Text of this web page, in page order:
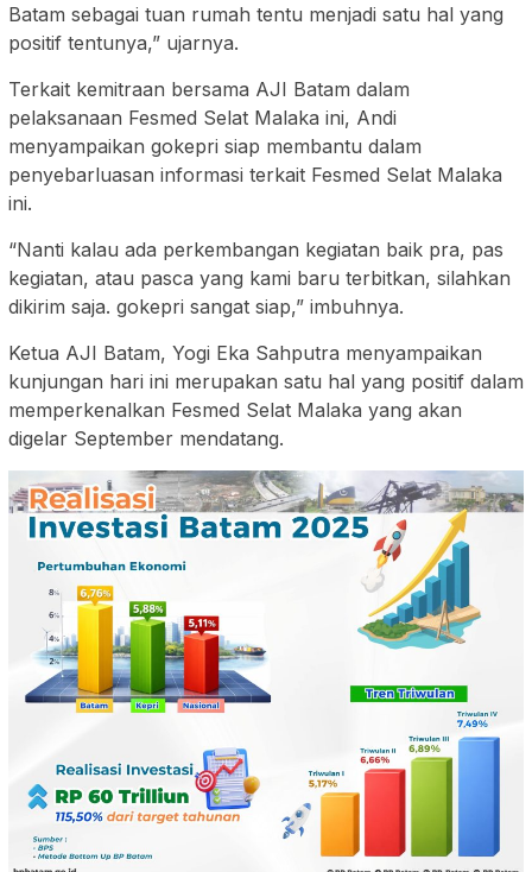
Batam sebagai tuan rumah tentu menjadi satu hal yang
positif tentunya,” ujarnya.
Terkait kemitraan bersama AJI Batam dalam
pelaksanaan Fesmed Selat Malaka ini, Andi
menyampaikan gokepri siap membantu dalam
penyebarluasan informasi terkait Fesmed Selat Malaka
ini.
“Nanti kalau ada perkembangan kegiatan baik pra, pas
kegiatan, atau pasca yang kami baru terbitkan, silahkan
dikirim saja. gokepri sangat siap,” imbuhnya.
Ketua AJI Batam, Yogi Eka Sahputra menyampaikan
kunjungan hari ini merupakan satu hal yang positif dalam
memperkenalkan Fesmed Selat Malaka yang akan
digelar September mendatang.